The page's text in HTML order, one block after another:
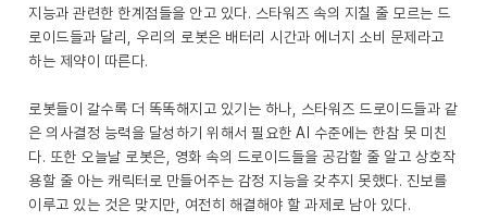
지능과 관련한 한계점들을 안고 있다. 스타워즈 속의 지칠 줄 모르는 드
로이드들과 달리, 우리의 로봇은 배터리 시간과 에너지 소비 문제라고
하는 제약이 따른다.
로봇들이 갈수록 더 똑똑해지고 있기는 하나, 스타워즈 드로이드들과 같
은 의사결정 능력을 달성하기 위해서 필요한 AI 수준에는 한참 못 미친
다. 또한 오늘날 로봇은, 영화 속의 드로이드들을 공감할 줄 알고 상호작
용할 줄 아는 캐릭터로 만들어주는 감정 지능을 갖추지 못했다. 진보를
이루고 있는 것은 맞지만, 여전히 해결해야 할 과제로 남아 있다.